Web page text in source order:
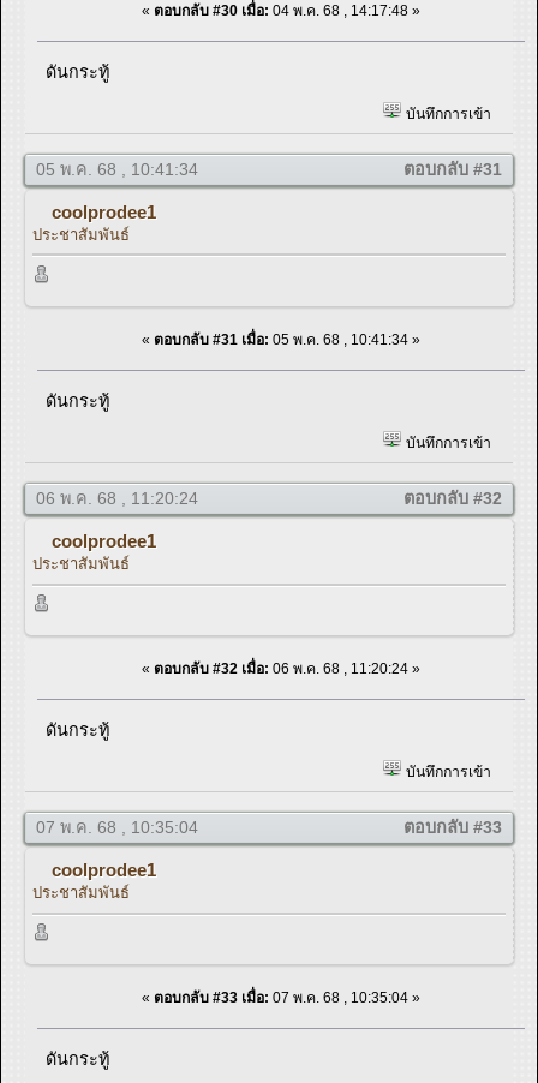
« ตอบกลับ #30 เมื่อ: 04 พ.ค. 68 , 14:17:48 »
ดันกระทู้
บันทึกการเข้า
05 พ.ค. 68 , 10:41:34 ตอบกลับ #31
coolprodee1
ประชาสัมพันธ์
« ตอบกลับ #31 เมื่อ: 05 พ.ค. 68 , 10:41:34 »
ดันกระทู้
บันทึกการเข้า
06 พ.ค. 68 , 11:20:24 ตอบกลับ #32
coolprodee1
ประชาสัมพันธ์
« ตอบกลับ #32 เมื่อ: 06 พ.ค. 68 , 11:20:24 »
ดันกระทู้
บันทึกการเข้า
07 พ.ค. 68 , 10:35:04 ตอบกลับ #33
coolprodee1
ประชาสัมพันธ์
« ตอบกลับ #33 เมื่อ: 07 พ.ค. 68 , 10:35:04 »
ดันกระทู้